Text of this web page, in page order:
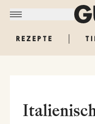
REZEPTE